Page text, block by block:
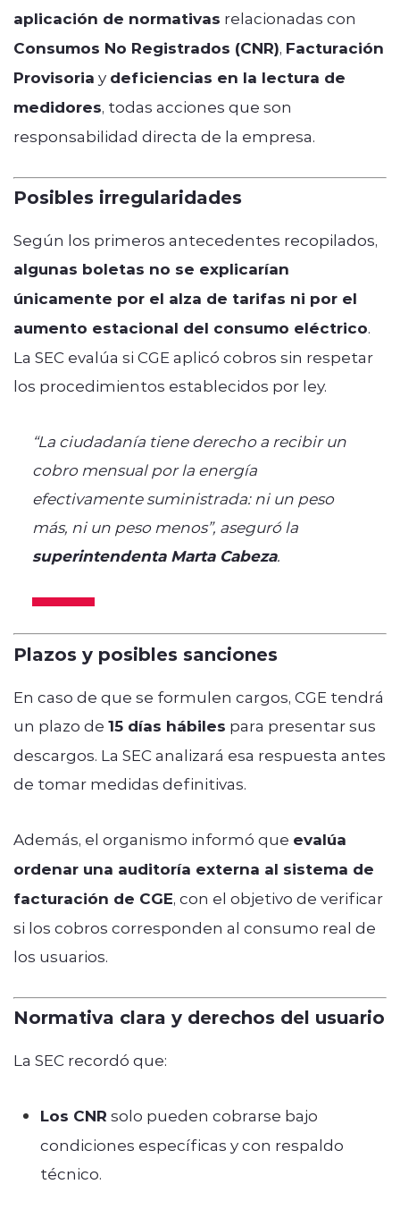
aplicación de normativas relacionadas con
Consumos No Registrados (CNR), Facturación
Provisoria y deficiencias en la lectura de
medidores, todas acciones que son
responsabilidad directa de la empresa.
Posibles irregularidades
Según los primeros antecedentes recopilados,
algunas boletas no se explicarían
únicamente por el alza de tarifas ni por el
aumento estacional del consumo eléctrico.
La SEC evalúa si CGE aplicó cobros sin respetar
los procedimientos establecidos por ley.
“La ciudadanía tiene derecho a recibir un
cobro mensual por la energía
efectivamente suministrada: ni un peso
más, ni un peso menos”, aseguró la
superintendenta Marta Cabeza.
Plazos y posibles sanciones
En caso de que se formulen cargos, CGE tendrá
un plazo de 15 días hábiles para presentar sus
descargos. La SEC analizará esa respuesta antes
de tomar medidas definitivas.
Además, el organismo informó que evalúa
ordenar una auditoría externa al sistema de
facturación de CGE, con el objetivo de verificar
si los cobros corresponden al consumo real de
los usuarios.
Normativa clara y derechos del usuario
La SEC recordó que:
Los CNR solo pueden cobrarse bajo
condiciones específicas y con respaldo
técnico.